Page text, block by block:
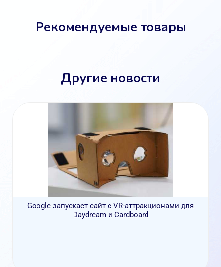
Рекомендуемые товары
Другие новости
Google запускает сайт с VR-аттракционами для
Daydream и Cardboard